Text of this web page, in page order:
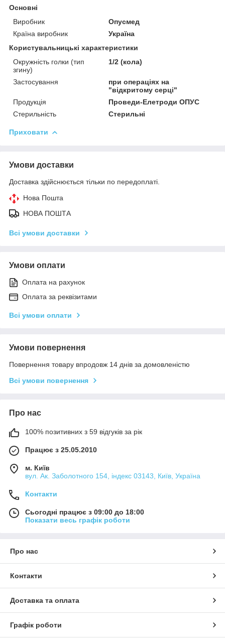
Основні
Виробник
Опусмед
Країна виробник
Україна
Користувальницькі характеристики
Окружність голки (тип
згину)
1/2 (кола)
Застосування
при операціях на
"відкритому серці"
Продукція
Проведи-Елетроди ОПУС
Стерильність
Стерильні
Приховати
Умови доставки
Доставка здійснюється тільки по передоплаті.
Нова Пошта
НОВА ПОШТА
Всі умови доставки
Умови оплати
Оплата на рахунок
Оплата за реквізитами
Всі умови оплати
Умови повернення
Повернення товару впродовж 14 днів за домовленістю
Всі умови повернення
Про нас
100% позитивних з 59 відгуків за рік
Працює з 25.05.2010
м. Київ
вул. Ак. Заболотного 154, індекс 03143, Київ, Україна
Контакти
Сьогодні працює з 09:00 до 18:00
Показати весь графік роботи
Про нас
Контакти
Доставка та оплата
Графік роботи